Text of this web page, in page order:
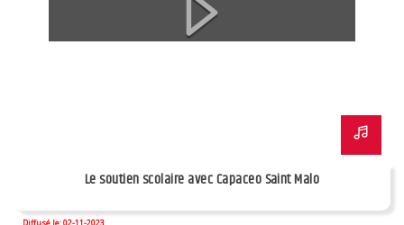
Le soutien scolaire avec Capaceo Saint Malo